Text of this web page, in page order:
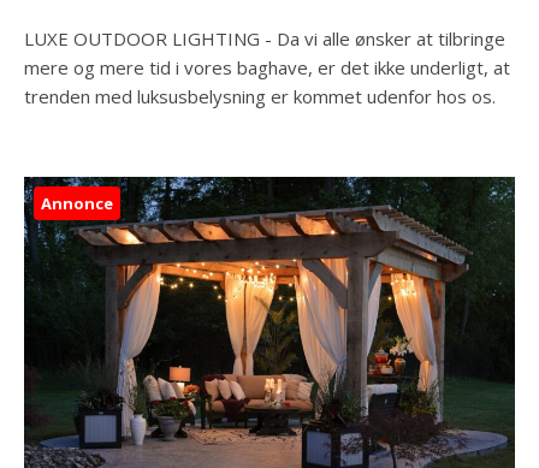
LUXE OUTDOOR LIGHTING - Da vi alle ønsker at tilbringe
mere og mere tid i vores baghave, er det ikke underligt, at
trenden med luksusbelysning er kommet udenfor hos os.
Annonce